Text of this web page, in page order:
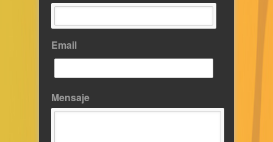
Email
Mensaje